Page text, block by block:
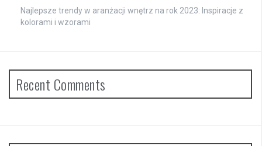
Najlepsze trendy w aranżacji wnętrz na rok 2023: Inspiracje z
kolorami i wzorami
Recent Comments